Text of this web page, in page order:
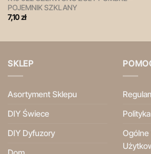
POJEMNIK SZKLANY
7,10zł
SKLEP
Asortyment Sklepu
DIY Świece
DIY Dyfuzory
Ogólne